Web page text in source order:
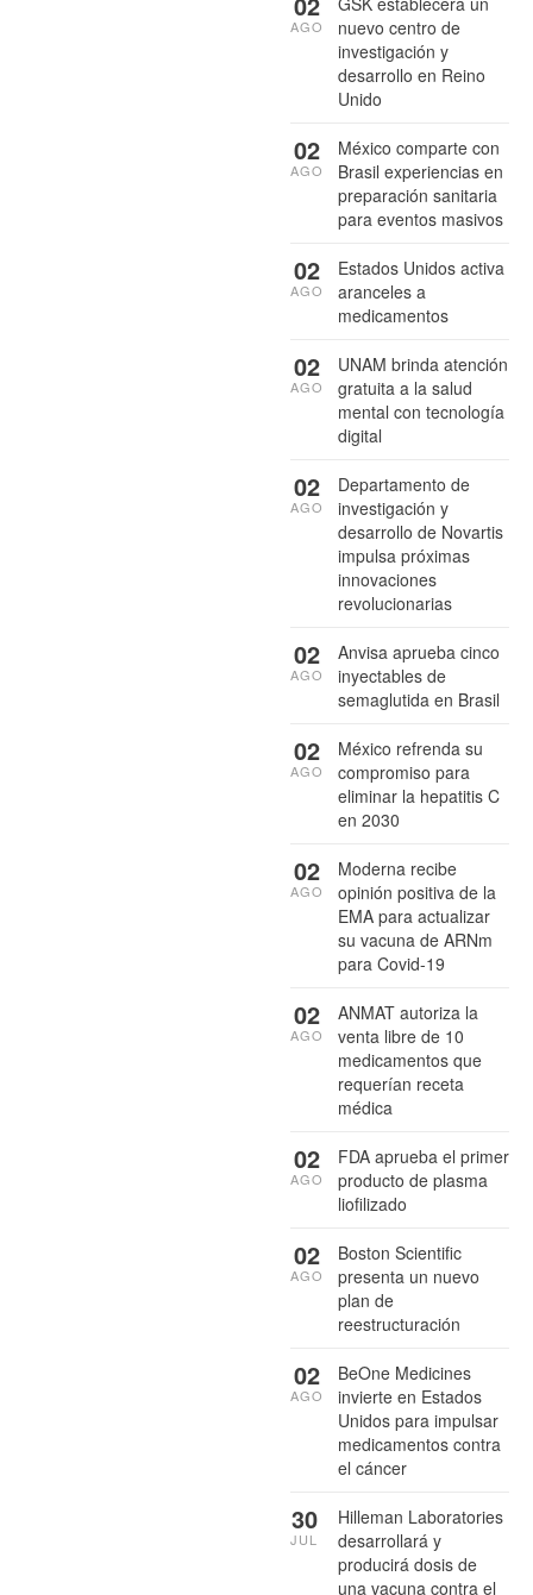
nuevo centro de
investigación y
desarrollo en Reino
Unido
AGO
México comparte con
Brasil experiencias en
preparación sanitaria
para eventos masivos
02
AGO
Estados Unidos activa
aranceles a
medicamentos
02
AGO
UNAM brinda atención
gratuita a la salud
mental con tecnología
digital
02
AGO
Departamento de
investigación y
desarrollo de Novartis
impulsa próximas
innovaciones
revolucionarias
02
AGO
Anvisa aprueba cinco
inyectables de
semaglutida en Brasil
02
AGO
México refrenda su
compromiso para
eliminar la hepatitis C
en 2030
02
AGO
Moderna recibe
opinión positiva de la
EMA para actualizar
su vacuna de ARNm
para Covid-19
02
AGO
ANMAT autoriza la
venta libre de 10
medicamentos que
requerían receta
médica
02
AGO
FDA aprueba el primer
producto de plasma
liofilizado
02
AGO
Boston Scientific
presenta un nuevo
plan de
reestructuración
02
AGO
BeOne Medicines
invierte en Estados
Unidos para impulsar
medicamentos contra
el cáncer
02
AGO
Hilleman Laboratories
desarrollará y
producirá dosis de
una vacuna contra el
30
JUL